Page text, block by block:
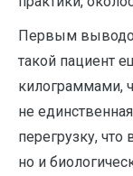
Первым
такой пациент
килограммами,
не
перегрузку,
но и